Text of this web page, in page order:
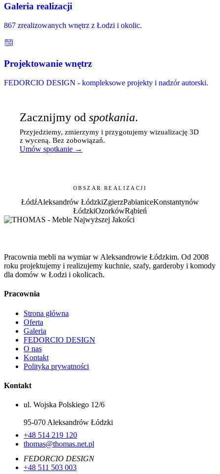
Galeria realizacji
867 zrealizowanych wnętrz z Łodzi i okolic.
Projektowanie wnętrz
FEDORCIO DESIGN - kompleksowe projekty i nadzór autorski.
Zacznijmy od spotkania.
Przyjedziemy, zmierzymy i przygotujemy wizualizację 3D
z wyceną. Bez zobowiązań.
Umów spotkanie →
OBSZAR REALIZACJI
ŁódźAleksandrów ŁódzkiZgierzPabianiceKonstantynów
ŁódzkiOzorkówRąbień
Pracownia mebli na wymiar w Aleksandrowie Łódzkim. Od 2008
roku projektujemy i realizujemy kuchnie, szafy, garderoby i komody
dla domów w Łodzi i okolicach.
Pracownia
Strona główna
Oferta
Galeria
FEDORCIO DESIGN
O nas
Kontakt
Polityka prywatności
Kontakt
ul. Wojska Polskiego 12/6
95-070 Aleksandrów Łódzki
+48 514 219 120
thomas@thomas.net.pl
FEDORCIO DESIGN
+48 511 503 003